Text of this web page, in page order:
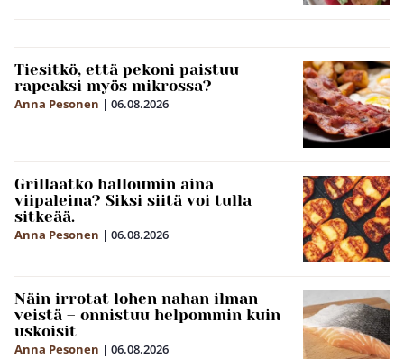
Tiesitkö, että pekoni paistuu
rapeaksi myös mikrossa?
Anna Pesonen | 06.08.2026
Grillaatko halloumin aina
viipaleina? Siksi siitä voi tulla
sitkeää.
Anna Pesonen | 06.08.2026
Näin irrotat lohen nahan ilman
veistä – onnistuu helpommin kuin
uskoisit
Anna Pesonen | 06.08.2026